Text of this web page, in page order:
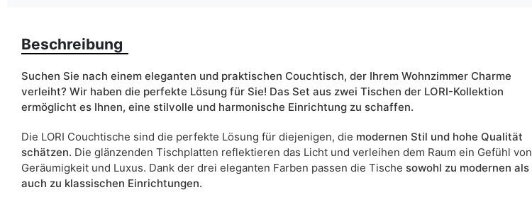
Breite 70
Liefertermin: 5 Werktage
Aufgrund des Produktionsprozesses und der Materialeigenschaften sind Maßabweichungen von +/- 2–3 cm möglich.
Beschreibung
Suchen Sie nach einem eleganten und praktischen Couchtisch, der Ihrem Wohnzimmer Charme
verleiht? Wir haben die perfekte Lösung für Sie! Das Set aus zwei Tischen der LORI-Kollektion
ermöglicht es Ihnen, eine stilvolle und harmonische Einrichtung zu schaffen.
Die LORI Couchtische sind die perfekte Lösung für diejenigen, die modernen Stil und hohe Qualität
schätzen. Die glänzenden Tischplatten reflektieren das Licht und verleihen dem Raum ein Gefühl von
Geräumigkeit und Luxus. Dank der drei eleganten Farben passen die Tische sowohl zu modernen als
auch zu klassischen Einrichtungen.